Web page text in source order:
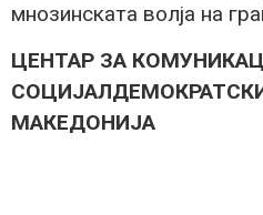
мнозинската волја на
ЦЕНТАР ЗА
МАКЕДОНИЈА